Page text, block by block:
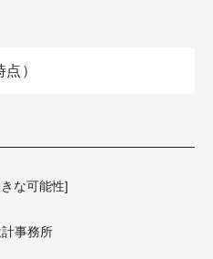
）
な可能性]
事務所